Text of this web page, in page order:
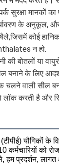
सुरक्षा मानकों
के अनुकूल,
कोई
न हो.
की बोतलों या
बनाने के लिए
चलने वाली सील
लॉक करती है और
यौगिकों के
को
प्रदर्शन,